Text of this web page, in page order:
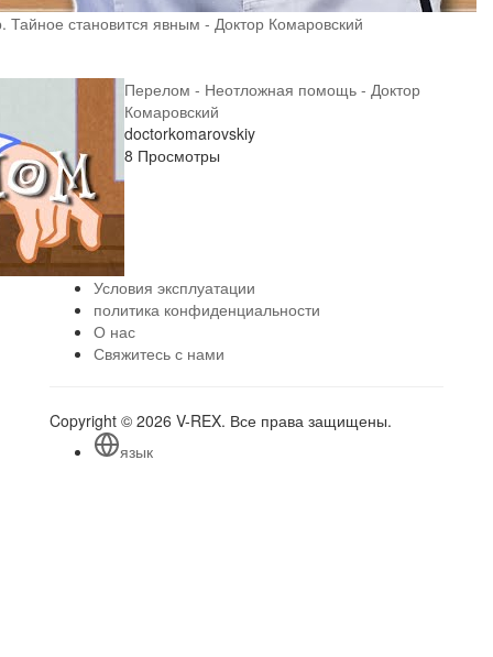
становится явным - Доктор Комаровский
Перелом - Неотложная помощь - Доктор
Комаровский
doctorkomarovskiy
8 Просмотры
Условия эксплуатации
политика конфиденциальности
О нас
Свяжитесь с нами
Copyright © 2026 V-REX. Все права защищены.
язык